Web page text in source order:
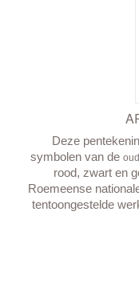
Deze
symbolen van de
rood, zwart en
Roemeense
tentoongestelde